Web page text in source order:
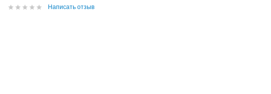
Написать отзыв